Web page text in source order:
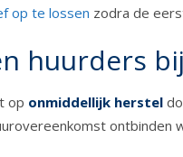
op te lossen zodra de
huurders
op onmiddellijk herstel